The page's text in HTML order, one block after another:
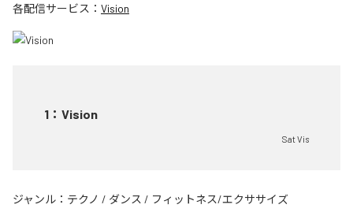
各配信サービス： Vision
1 ： Vision
Sat Vis
ジャンル： テクノ / ダンス / フィットネス/エクササイズ